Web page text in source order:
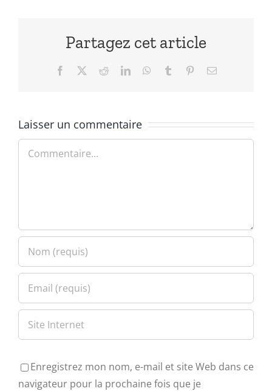
Partagez cet article
Facebook RedditLinkedInWhatsApp
Tumblr PinterestEmail
Laisser un commentaire
Commentaire
Enregistrez mon nom, e-mail et site Web dans ce
navigateur pour la prochaine fois que je